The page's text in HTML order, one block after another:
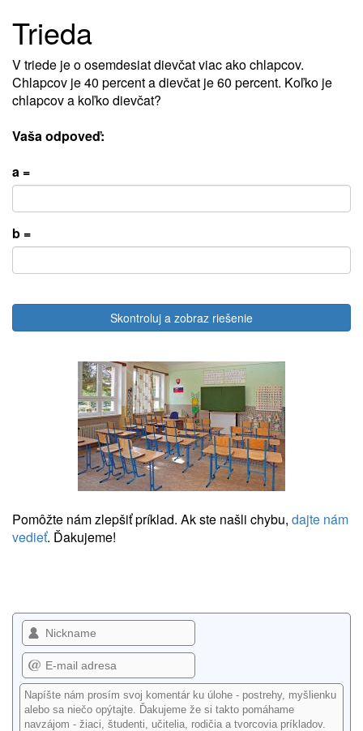
Trieda
V triede je o osemdesiat dievčat viac ako chlapcov.
Chlapcov je 40 percent a dievčat je 60 percent. Koľko je
chlapcov a koľko dievčat?
Vaša odpoveď:
a =
b =
Skontroluj a zobraz riešenie
Pomôžte nám zlepšiť príklad. Ak ste našli chybu, dajte nám
vedieť. Ďakujeme!